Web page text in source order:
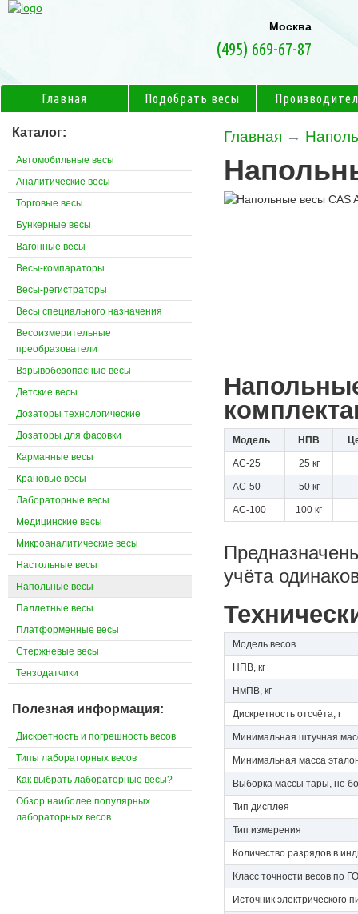
Главная →
Модель НПВ
AC-25 25 кг
AC-50 50 кг
AC-100 100 кг
учёта
Модель весов
НПВ, кг
НмПВ, кг
Дискретность отсчёта, г
Минимальная штучная
Минимальная масса
Выборка массы тары, не
Тип дисплея
Тип измерения
Количество разрядов в
Класс точности весов по
Источник электрического
Каталог:
Автомобильные весы
Аналитические весы
Торговые весы
Бункерные весы
Вагонные весы
Весы-компараторы
Весы-регистраторы
Весы специального назначения
Весоизмерительные
преобразователи
Взрывобезопасные весы
Детские весы
Дозаторы технологические
Дозаторы для фасовки
Карманные весы
Крановые весы
Лабораторные весы
Медицинские весы
Микроаналитические весы
Настольные весы
Напольные весы
Паллетные весы
Платформенные весы
Стержневые весы
Тензодатчики
Полезная информация:
Дискретность и погрешность весов
Типы лабораторных весов
Как выбрать лабораторные весы?
Обзор наиболее популярных
лабораторных весов
Москва
(495) 669-67-87
Главная Подобрать весы